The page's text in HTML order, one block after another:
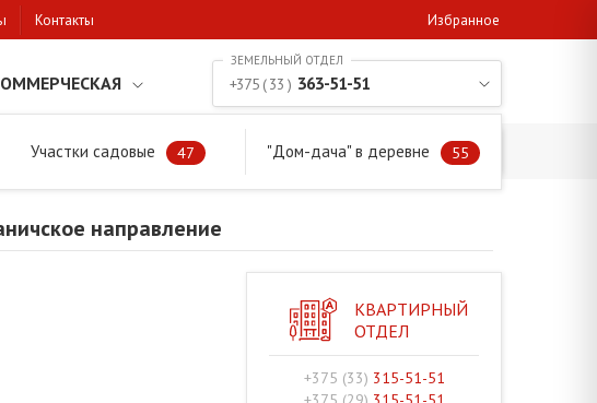
Контакты Избранное
Участки садовые 47 "Дом-дача" в деревне 55
+375 ( 33 ) 363-51-51
направление
направление
КВАРТИРНЫЙ
ОТДЕЛ
+375 (33) 315-51-51